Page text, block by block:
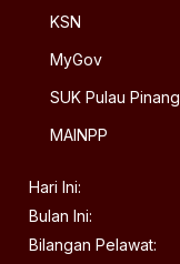
KSN
MyGov
SUK Pulau Pinang
MAINPP
Hari Ini:
Bulan Ini:
Bilangan Pelawat: